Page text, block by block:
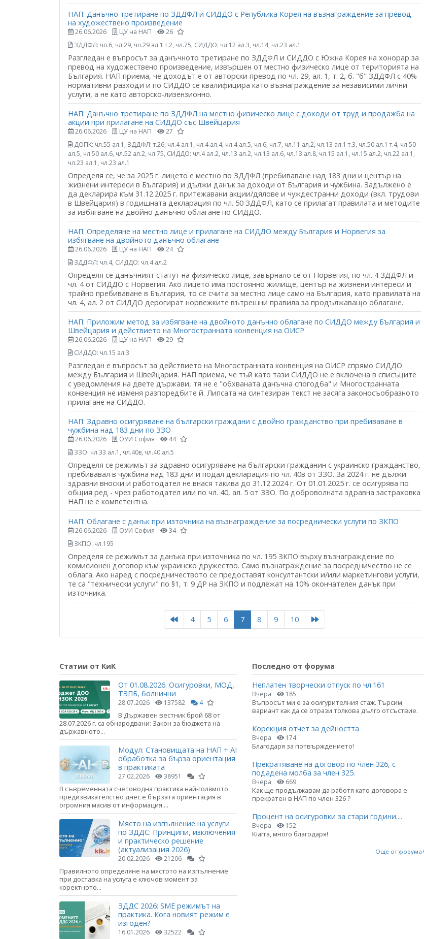
НАП: Данъчно третиране по ЗДДФЛ и СИДДО с Република Корея на възнаграждение за превод
на художествено произведение
26.06.2026 ЦУ на НАП
26
ЗДДФЛ: чл.6, чл.29, чл.29 ал.1 т.2, чл.75, СИДДО: чл.12 ал.3, чл.14, чл.23 ал.1
Разгледан е въпросът за данъчното третиране по ЗДДФЛ и СИДДО с Южна Корея на хонорар за
превод на художествено произведение, извършен от местно физическо лице от територията на
България. НАП приема, че доходът е от авторски превод по чл. 29, ал. 1, т. 2, б. "б" ЗДДФЛ с 40%
нормативни разходи и по СИДДО се квалифицира като възнаграждение за независими лични
услуги, а не като авторско-лизензионно.
НАП: Данъчно третиране по ЗДДФЛ на местно физическо лице с доходи от труд и продажба на
акции при прилагане на СИДДО със Швейцария
26.06.2026 ЦУ на НАП
27
ДОПК: чл.55 ал.1, ЗДДФЛ: т.26, чл.4 ал.1, чл.4 ал.4, чл.4 ал.5, чл.6, чл.7, чл.11 ал.2, чл.13 ал.1 т.3, чл.50 ал.1 т.4, чл.50
ал.5, чл.50 ал.6, чл.52 ал.2, чл.75, СИДДО: чл.4 ал.2, чл.13 ал.2, чл.13 ал.6, чл.13 ал.8, чл.15 ал.1, чл.15 ал.2, чл.22 ал.1,
чл.23 ал.1, чл.23 ал.1
Определя се, че за 2025 г. лицето е местно по ЗДДФЛ (пребиваване над 183 дни и център на
жизнени интереси в България) и дължи данък за доходи от България и чужбина. Задължено е
да декларира към 31.12.2025 г. притежавани акции/дялове и чуждестранни доходи (вкл. трудови
в Швейцария) в годишната декларация по чл. 50 ЗДДФЛ, като се прилагат правилата и методите
за избягване на двойно данъчно облагане по СИДДО.
НАП: Определяне на местно лице и прилагане на СИДДО между България и Норвегия за
избягване на двойното данъчно облагане
26.06.2026 ЦУ на НАП
24
ЗДДФЛ: чл.4, СИДДО: чл.4 ал.2
Определя се данъчният статут на физическо лице, завърнало се от Норвегия, по чл. 4 ЗДДФЛ и
чл. 4 от СИДДО с Норвегия. Ако лицето има постоянно жилище, център на жизнени интереси и
трайно пребиваване в България, то се счита за местно лице само на България, като правилата на
чл. 4, ал. 2 от СИДДО дерогират норвежките вътрешни правила за продължаващо облагане.
НАП: Приложим метод за избягване на двойното данъчно облагане по СИДДО между България и
Швейцария и действието на Многостранната конвенция на ОИСР
26.06.2026 ЦУ на НАП
29
СИДДО: чл.15 ал.3
Разгледан е въпросът за действието на Многостранната конвенция на ОИСР спрямо СИДДО
между България и Швейцария. НАП приема, че тъй като тази СИДДО не е включена в списъците
с уведомления на двете държави, тя не е "обхваната данъчна спогодба" и Многостранната
конвенция не изменя разпоредбите й. Липсата на синтезиран текст не засяга законосъобразното
прилагане на СИДДО.
НАП: Здравно осигуряване на български граждани с двойно гражданство при пребиваване в
чужбина над 183 дни по ЗЗО
26.06.2026 ОУИ София
44
ЗЗО: чл.33 ал.1, чл.40в, чл.40 ал.5
Определя се режимът за здравно осигуряване на български гражданин с украинско гражданство,
пребивавал в чужбина над 183 дни и подал декларация по чл. 40в от ЗЗО. За 2024 г. не дължи
здравни вноски и работодател не внася такива до 31.12.2024 г. От 01.01.2025 г. се осигурява по
общия ред - чрез работодател или по чл. 40, ал. 5 от ЗЗО. По доброволната здравна застраховка
НАП не е компетентна.
НАП: Облагане с данък при източника на възнаграждение за посреднически услуги по ЗКПО
26.06.2026 ОУИ София
34
ЗКПО: чл.195
Определя се режимът за данъка при източника по чл. 195 ЗКПО върху възнаграждение по
комисионен договор към украинско дружество. Само възнаграждение за посредничество не се
облага. Ако наред с посредничеството се предоставят консултантски и/или маркетингови услуги,
те са "технически услуги" по §1, т. 9 ДР на ЗКПО и подлежат на 10% окончателен данък при
източника.
4 5 6 7 8 9 10
Статии от КиК
От 01.08.2026: Осигуровки, МОД,
ТЗПБ, болнични
28.07.2026 137582 4
В Държавен вестник брой 68 от
28.07.2026 г. са обнародвани: Закон за бюджета на
държавното...
Модул: Становищата на НАП + AI
обработка за бърза ориентация
в практиката
27.02.2026 38951
В съвременната счетоводна практика най-голямото
предизвикателство днес е бързата ориентация в
огромния масив от информация....
Място на изпълнение на услуги
по ЗДДС: Принципи, изключения
и практическо решение
(актуализация 2026)
20.02.2026 21206
Правилното определяне на мястото на изпълнение
при доставка на услуга е ключов момент за
коректното...
ЗДДС 2026: SME режимът на
практика. Кога новият режим е
изгоден?
16.01.2026 32522
Последно от форума
Неплатен творчески отпуск по чл.161
Вчера 185
Въпросът ми е за осигурителния стаж. Търсим
вариант как да се отрази толкова дълго отсъствие.
Корекция отчет за дейността
Вчера 174
Благодаря за потвърждението!
Прекратяване на договор по член 326, с
подадена молба за член 325.
Вчера 669
Как ще продължавам да работя като договора е
прекратен в НАП по член 326 ?
Процент на осигуровки за стари години....
Вчера 152
Kiarra, много благодаря!
Още от форума